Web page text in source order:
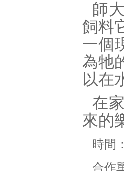
師
飼料
一個
為牠
以在
在
來的
時間：
合作